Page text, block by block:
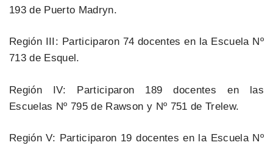
193 de Puerto Madryn.
Región III: Participaron 74 docentes en la Escuela Nº
713 de Esquel.
Región IV: Participaron 189 docentes en las
Escuelas Nº 795 de Rawson y Nº 751 de Trelew.
Región V: Participaron 19 docentes en la Escuela Nº